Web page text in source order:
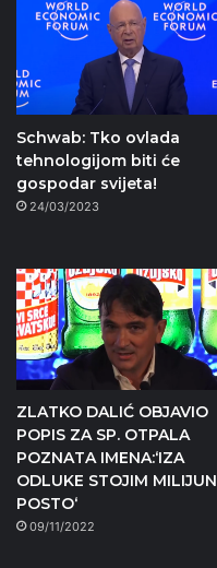
Schwab: Tko ovlada
tehnologijom biti će
gospodar svijeta!
24/03/2023
ZLATKO DALIĆ OBJAVIO
POPIS ZA SP. OTPALA
POZNATA IMENA:‘IZA
ODLUKE STOJIM MILIJUN
POSTO‘
09/11/2022